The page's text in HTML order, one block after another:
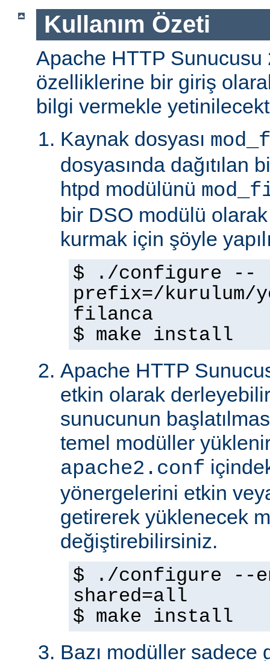
Kullanım Özeti
Apache HTTP Sunucusu
özelliklerine bir giriş
bilgi vermekle
Kaynak dosyası
dosyasında dağıtılan
htpd modülünü
bir DSO modülü
kurmak için şöyle
$ ./configure --
prefix=/kurulum/
filanca
$ make install
Apache HTTP
etkin olarak
sunucunun
temel modüller
apache2.conf
yönergelerini etkin
getirerek yüklenecek
değiştirebilirsiniz.
$ ./configure --
shared=all
$ make install
Bazı modüller